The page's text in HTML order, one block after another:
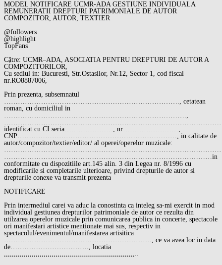
MODEL NOTIFICARE UCMR-ADA GESTIUNE INDIVIDUALA
REMUNERATII DREPTURI PATRIMONIALE DE AUTOR
COMPOZITOR, AUTOR, TEXTIER
@followers
@highlight
TopFans
Cặtre: UCMR–ADA, ASOCIATIA PENTRU DREPTURI DE AUTOR A
COMPOZITORILOR,
Cu sediul in: Bucuresti, Str.Ostasilor, Nr.12, Sector 1, cod fiscal
nr.RO8887006,
Prin prezenta, subsemnatul
…………………………………………………………………., cetatean
roman, cu domiciliul in
…………………………………………………………………….,
identificat cu CI seria…………………, nr……………………,
CNP……………………………………………………………, in calitate de
autor/compozitor/textier/editor/ al operei/operelor muzicale:
………………………………………………………………………………in
conformitate cu dispozitiile art.145 alin. 3 din Legea nr. 8/1996 cu
modificarile si completarile ulterioare, privind drepturile de autor si
drepturile conexe va transmit prezenta
NOTIFICARE
Prin intermediul carei va aduc la conostinta ca inteleg sa-mi exercit in mod
individual gestiunea drepturilor patrimoniale de autor ce rezulta din
utilzarea operelor muzicale prin comunicarea publica in concerte, spectacole
ori manifestari artistice mentionate mai sus, respectiv in
spectacolul/evenimentul/manifestarea artisitica
………………………………………………………., ce va avea loc in data
de……………………………., locatia
,,,,,,,,,,,,,,,,,,,,,,,,,,,,,,,,,,,,,,,,,,,,,,,,,,,,,,,,,,,,,,,,,,..